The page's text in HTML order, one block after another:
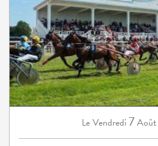
Le Vendredi7Août